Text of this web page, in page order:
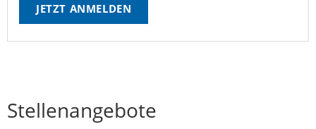
JETZT ANMELDEN
Stellenangebote